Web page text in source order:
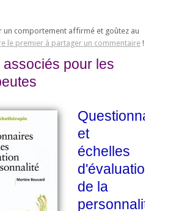
un comportement affirmé et goûtez au
le premier à partager un commentaire !
associés pour les
Questionnaires
et
échelles
d'évaluation
de la
personnalité